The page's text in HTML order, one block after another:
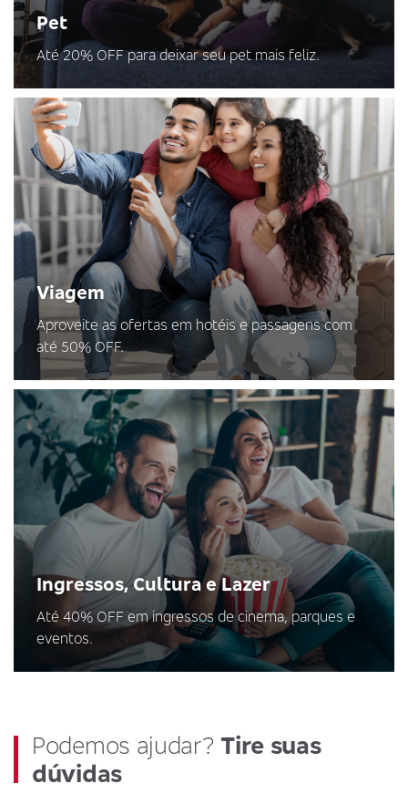
Pet
Até 20% OFF para deixar seu pet mais feliz.
Viagem
Aproveite as ofertas em hotéis e passagens com
até 50% OFF.
Ingressos, Cultura e Lazer
Até 40% OFF em ingressos de cinema, parques e
eventos.
Podemos ajudar? Tire suas
dúvidas